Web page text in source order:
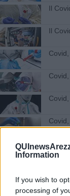
Information
If you wish to
processing of
Il
Il